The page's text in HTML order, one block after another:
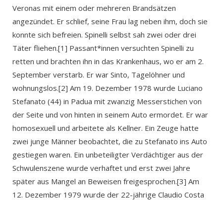
Veronas mit einem oder mehreren Brandsätzen
angezündet. Er schlief, seine Frau lag neben ihm, doch sie
konnte sich befreien. Spinelli selbst sah zwei oder drei
Täter fliehen.[1] Passant*innen versuchten Spinelli zu
retten und brachten ihn in das Krankenhaus, wo er am 2.
September verstarb. Er war Sinto, Tagelöhner und
wohnungslos.[2] Am 19. Dezember 1978 wurde Luciano
Stefanato (44) in Padua mit zwanzig Messerstichen von
der Seite und von hinten in seinem Auto ermordet. Er war
homosexuell und arbeitete als Kellner. Ein Zeuge hatte
zwei junge Männer beobachtet, die zu Stefanato ins Auto
gestiegen waren. Ein unbeteiligter Verdächtiger aus der
Schwulenszene wurde verhaftet und erst zwei Jahre
später aus Mangel an Beweisen freigesprochen.[3] Am
12. Dezember 1979 wurde der 22-jährige Claudio Costa